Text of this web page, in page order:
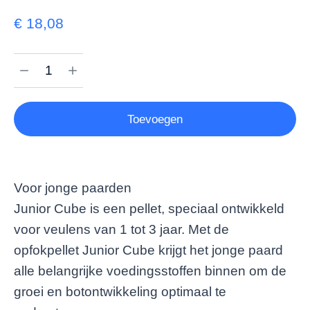
€ 18,08
Toevoegen
Voor jonge paarden
Junior Cube is een pellet, speciaal ontwikkeld
voor veulens van 1 tot 3 jaar. Met de
opfokpellet Junior Cube krijgt het jonge paard
alle belangrijke voedingsstoffen binnen om de
groei en botontwikkeling optimaal te